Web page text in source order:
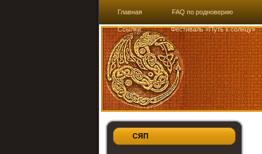
Главная FAQ по родноверию
Ссылки Фестиваль «Путь к солнцу»
СЯП